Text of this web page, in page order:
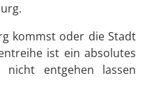
kommst oder die Stadt
ist ein absolutes
entgehen lassen